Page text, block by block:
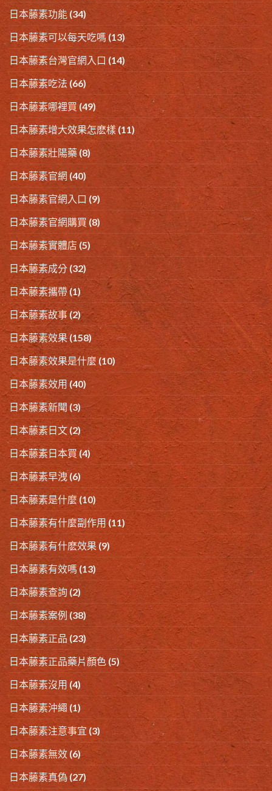
日本藤素功能 (34)
日本藤素可以每天吃嗎 (13)
日本藤素台灣官網入口 (14)
日本藤素吃法 (66)
日本藤素哪裡買 (49)
日本藤素增大效果怎麽樣 (11)
日本藤素壯陽藥 (8)
日本藤素官網 (40)
日本藤素官網入口 (9)
日本藤素官網購買 (8)
日本藤素實體店 (5)
日本藤素成分 (32)
日本藤素攜帶(1)
日本藤素故事 (2)
日本藤素效果(158)
日本藤素效果是什麼 (10)
日本藤素效用 (40)
日本藤素新聞 (3)
日本藤素日文 (2)
日本藤素日本買 (4)
日本藤素早洩(6)
日本藤素是什麼 (10)
日本藤素有什麼副作用(11)
日本藤素有什麽效果 (9)
日本藤素有效嗎(13)
日本藤素查詢 (2)
日本藤素案例 (38)
日本藤素正品 (23)
日本藤素正品藥片顏色 (5)
日本藤素沒用 (4)
日本藤素沖繩 (1)
日本藤素注意事宜 (3)
日本藤素無效 (6)
日本藤素真偽 (27)